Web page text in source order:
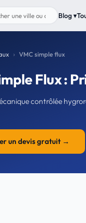
Blog ▾
VMC simple flux
Flux :
contrôlée
un devis gratuit →